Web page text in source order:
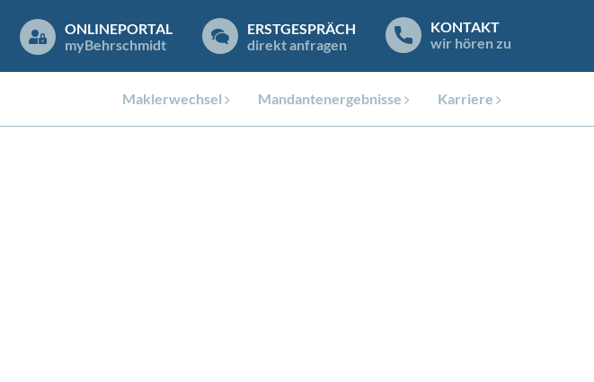
ONLINEPORTAL
myBehrschmidt
ERSTGESPRÄCH
direkt anfragen
KONTAKT
wir hören zu
Karriere
Mandantenergebnisse
Maklerwechsel